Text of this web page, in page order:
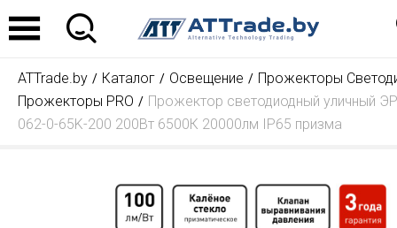
ATTrade.by Каталог Освещение
Прожекторы
Прожекторы PRO
Прожектор светодиодный уличный
062-0-65K-200 200Вт 6500К 20000лм IP65 призма